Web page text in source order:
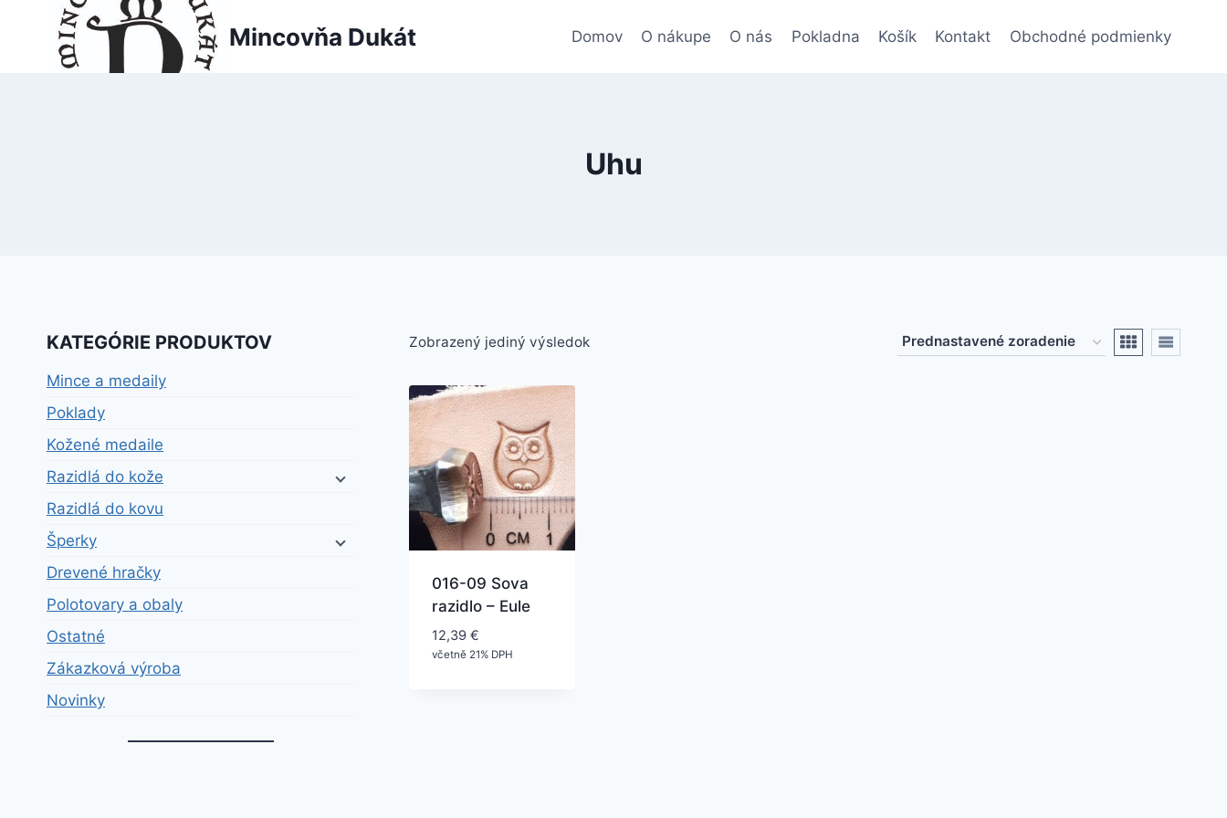
Mincovňa Dukát Domov O nákupe O nás Pokladna Košík Kontakt Obchodné podmienky
Uhu
Zobrazený jediný výsledok
016-09 Sova
razidlo – Eule
12,39 €
včetně 21% DPH
KATEGÓRIE PRODUKTOV
Mince a medaily
Poklady
Kožené medaile
Razidlá do kože
Razidlá do kovu
Šperky
Drevené hračky
Polotovary a obaly
Ostatné
Zákazková výroba
Novinky